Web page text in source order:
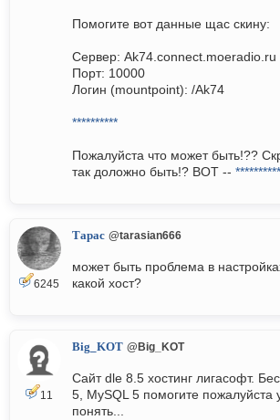
Помогите вот данные щас скину:
Сервер: Ak74.connect.moeradio.ru
Порт: 10000
Логин (mountpoint): /Ak74
**********
Пожалуйста что может быть!??
так доложно быть!? ВОТ -- **********
6245
Тарас @tarasian666
может быть проблема в
какой хост?
11
Big_KOT @Big_KOT
Сайт dle 8.5 хостинг лигасофт.
5, MySQL 5 помогите пожалуйста
понять...